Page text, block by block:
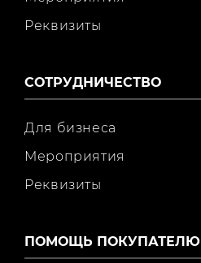
Реквизиты
СОТРУДНИЧЕСТВО
Для бизнеса
Мероприятия
Реквизиты
ПОМОЩЬ ПОКУПАТЕЛЮ